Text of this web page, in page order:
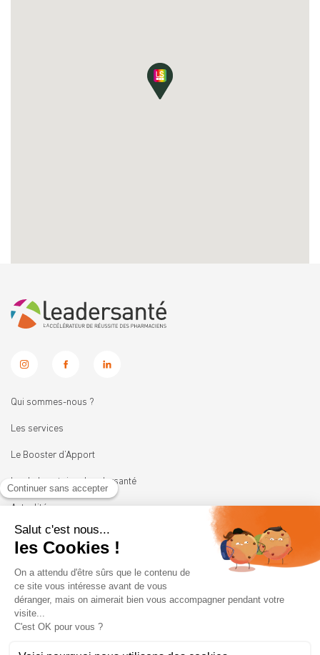
Qui sommes-nous ?
Les services
Le Booster d’Apport
Les Laboratoires Leadersanté
Actualités
Nous rejoindre
92100 BOULOGNE-BILLANCOURT
01 41 05 45 62
contact@leadersante.fr